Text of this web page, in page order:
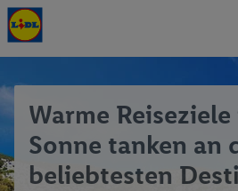
Warme
Sonne tanken an
beliebtesten